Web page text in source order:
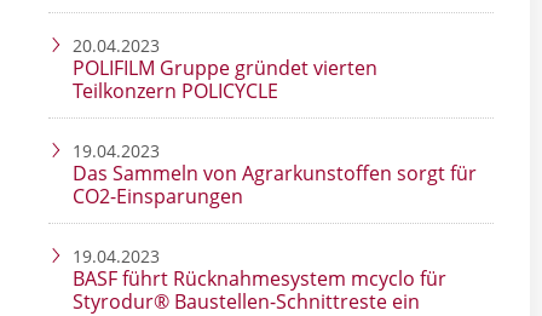
20.04.2023
POLIFILM Gruppe gründet vierten
Teilkonzern POLICYCLE
19.04.2023
Das Sammeln von Agrarkunstoffen sorgt für
CO2-Einsparungen
19.04.2023
BASF führt Rück­nahme­system mcyclo für
Styrodur® Bau­stellen-Schnitt­reste ein